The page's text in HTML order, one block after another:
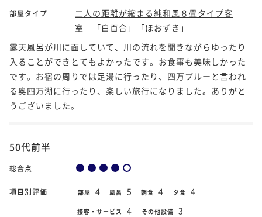
部屋タイプ
二人の距離が縮まる純和風８畳タイプ客
室 「白百合」「ほおずき」
露天風呂が川に面していて、川の流れを聞きながらゆったり
入ることができとてもよかったです。お食事も美味しかった
です。お宿の周りでは足湯に行ったり、四万ブルーと言われ
る奥四万湖に行ったり、楽しい旅行になりました。ありがと
うございました。
50代前半
総合点
項目別評価 部屋 4 風呂 5 朝食 4 夕食 4
接客・サービス 4 その他設備 3